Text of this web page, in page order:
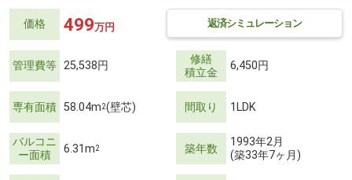
価格 返済シミュレーション
499万円
管理費等 25,538円
修繕
積立金
6,450円
専有面積 58.04m2(壁芯) 間取り 1LDK
バルコニ
ー面積
6.31m2 築年数
1993年2月
(築33年7ヶ月)